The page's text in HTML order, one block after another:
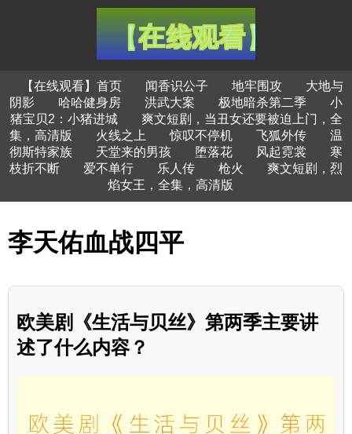
【在线观看】首页 闻香识公子 地牢围攻
大地与
阴影
哈哈健身房 洪武大案 极地暗杀第二季
小
猪宝贝2：小猪进城
爽文短剧，当丑女还要被迫上门，全
集，高清版
火线之上 惊叹不停机 飞狐外传
温
彻斯特家族
天堂来的男孩 堕落花 风起霓裳
寒
枝折不断
爱不单行 乐人传 枪火
爽文短剧，烈
焰女王，全集，高清版
李天佑血战四平
欧美剧《生活与贝丝》第两季主要讲
述了什么内容？